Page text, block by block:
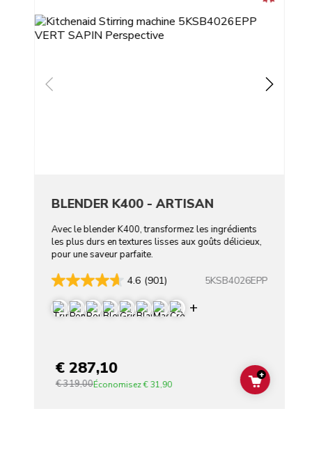
BLENDER K400 - ARTISAN
Avec le blender K400, transformez les ingrédients
les plus durs en textures lisses aux goûts délicieux,
pour une saveur parfaite.
4.6 (901) 5KSB4026EPP
Display more
€ 287,10
€ 319,00Économisez€ 31,90 ADD TO
+